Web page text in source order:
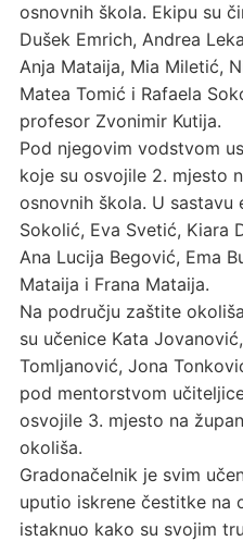
osnovnih škola. Ekipu su
Dušek Emrich, Andrea
Anja Mataija, Mia Miletić,
Matea Tomić i Rafaela
profesor Zvonimir Kutija.
Pod njegovim vodstvom
koje su osvojile 2. mjesto
osnovnih škola. U sastavu
Sokolić, Eva Svetić, Kiara
Ana Lucija Begović, Ema
Mataija i Frana Mataija.
Na području zaštite
su učenice Kata
Tomljanović, Jona
pod mentorstvom
osvojile 3. mjesto na
okoliša.
Gradonačelnik je svim
uputio iskrene čestitke na
istaknuo kako su svojim